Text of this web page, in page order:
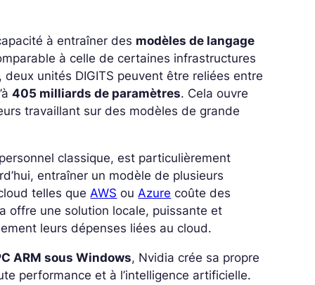
à entraîner des modèles de langage
à celle de certaines infrastructures
deux unités DIGITS peuvent être reliées entre
405 milliards de paramètres. Cela ouvre
travaillant sur des modèles de grande
classique, est particulièrement
entraîner un modèle de plusieurs
telles queAWS ouAzure coûte des
offre une solution locale, puissante et
leurs dépenses liées au cloud.
ARM sous Windows, Nvidia crée sa propre
performance et à l’intelligence artificielle.